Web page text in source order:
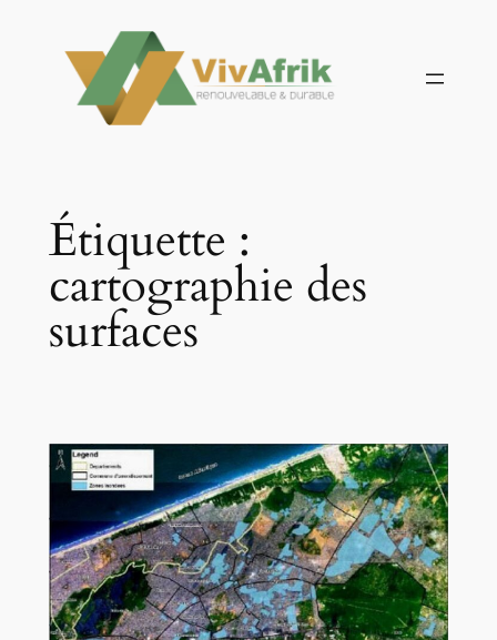
contenu
Étiquette :
cartographie des
surfaces